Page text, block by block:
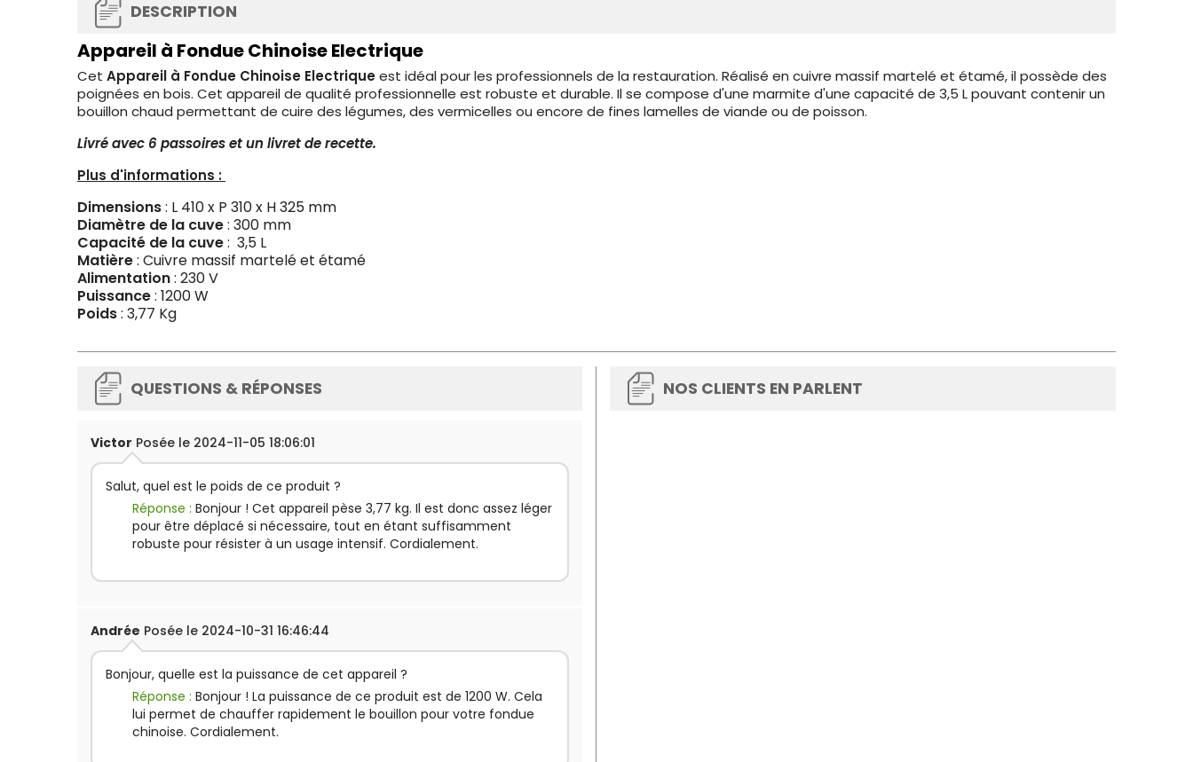
DESCRIPTION
Appareil à Fondue Chinoise Electrique
Cet Appareil à Fondue Chinoise Electriqueest idéal pour les professionnels de la restauration. Réalisé en cuivre massif martelé et étamé, il possède des
poignées en bois. Cet appareil de qualité professionnelle est robuste et durable. Il se compose d'une marmite d'une capacité de 3,5 L pouvant contenir un
bouillon chaud permettant de cuire des légumes, des vermicelles ou encore de fines lamelles de viande ou de poisson.
Livré avec 6 passoires et un livret de recette.
Plus d'informations :
Dimensions: L 410 x P 310 x H 325 mm
Diamètre de la cuve: 300 mm
Capacité de la cuve: 3,5 L
Matière: Cuivre massif martelé et étamé
Alimentation: 230 V
Puissance: 1200 W
Poids: 3,77 Kg
QUESTIONS & RÉPONSES
Victor Posée le 2024-11-05 18:06:01
Salut, quel est le poids de ce produit ?
Réponse : Bonjour ! Cet appareil pèse 3,77 kg. Il est donc assez léger
pour être déplacé si nécessaire, tout en étant suffisamment
robuste pour résister à un usage intensif. Cordialement.
Andrée Posée le 2024-10-31 16:46:44
Bonjour, quelle est la puissance de cet appareil ?
Réponse : Bonjour ! La puissance de ce produit est de 1200 W. Cela
lui permet de chauffer rapidement le bouillon pour votre fondue
chinoise. Cordialement.
NOS CLIENTS EN PARLENT